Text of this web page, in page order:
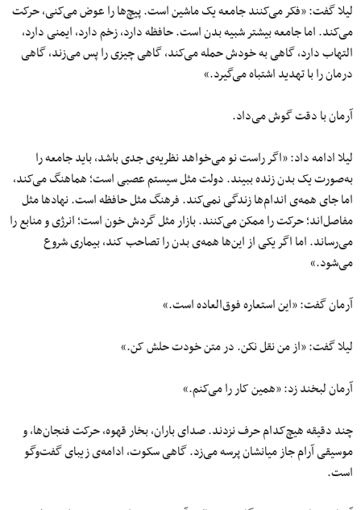
لیلا گفت: «فکر می‌کنند جامعه یک ماشین است. پیچ‌ها را عوض می‌کنی، حرکت
می‌کند. اما جامعه بیشتر شبیه بدن است. حافظه دارد، زخم دارد، ایمنی دارد،
التهاب دارد، گاهی به خودش حمله می‌کند، گاهی چیزی را پس می‌زند، گاهی
درمان را با تهدید اشتباه می‌گیرد.»
آرمان با دقت گوش می‌داد.
لیلا ادامه داد: «اگر راست نو می‌خواهد نظریه‌ی جدی باشد، باید جامعه را
به‌صورت یک بدن زنده ببیند. دولت مثل سیستم عصبی است؛ هماهنگ می‌کند،
اما جای همه‌ی اندام‌ها زندگی نمی‌کند. فرهنگ مثل حافظه است. نهادها مثل
مفاصل‌اند؛ حرکت را ممکن می‌کنند. بازار مثل گردش خون است؛ انرژی و منابع را
می‌رساند. اما اگر یکی از این‌ها همه‌ی بدن را تصاحب کند، بیماری شروع
می‌شود.»
آرمان گفت: «این استعاره فوق‌العاده است.»
لیلا گفت: «از من نقل نکن. در متن خودت حلش کن.»
آرمان لبخند زد: «همین کار را می‌کنم.»
چند دقیقه هیچ‌کدام حرف نزدند. صدای باران، بخار قهوه، حرکت فنجان‌ها، و
موسیقی آرام جاز میانشان پرسه می‌زد. گاهی سکوت، ادامه‌ی زیبای گفت‌وگو
است.